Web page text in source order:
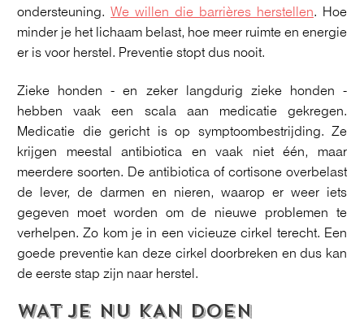
ondersteuning. We willen die barrières herstellen. Hoe
minder je het lichaam belast, hoe meer ruimte en energie
er is voor herstel. Preventie stopt dus nooit.
Zieke honden - en zeker langdurig zieke honden -
hebben vaak een scala aan medicatie gekregen.
Medicatie die gericht is op symptoombestrijding. Ze
krijgen meestal antibiotica en vaak niet één, maar
meerdere soorten. De antibiotica of cortisone overbelast
de lever, de darmen en nieren, waarop er weer iets
gegeven moet worden om de nieuwe problemen te
verhelpen. Zo kom je in een vicieuze cirkel terecht. Een
goede preventie kan deze cirkel doorbreken en dus kan
de eerste stap zijn naar herstel.
WAT JE NU KAN DOEN